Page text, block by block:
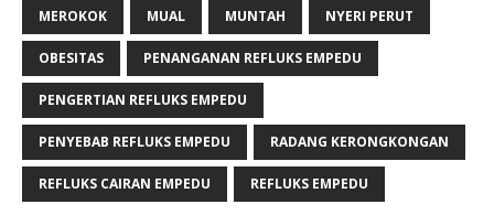
MEROKOK MUAL MUNTAH NYERI PERUT
OBESITAS PENANGANAN REFLUKS EMPEDU
PENGERTIAN REFLUKS EMPEDU
PENYEBAB REFLUKS EMPEDU RADANG KERONGKONGAN
REFLUKS CAIRAN EMPEDU REFLUKS EMPEDU